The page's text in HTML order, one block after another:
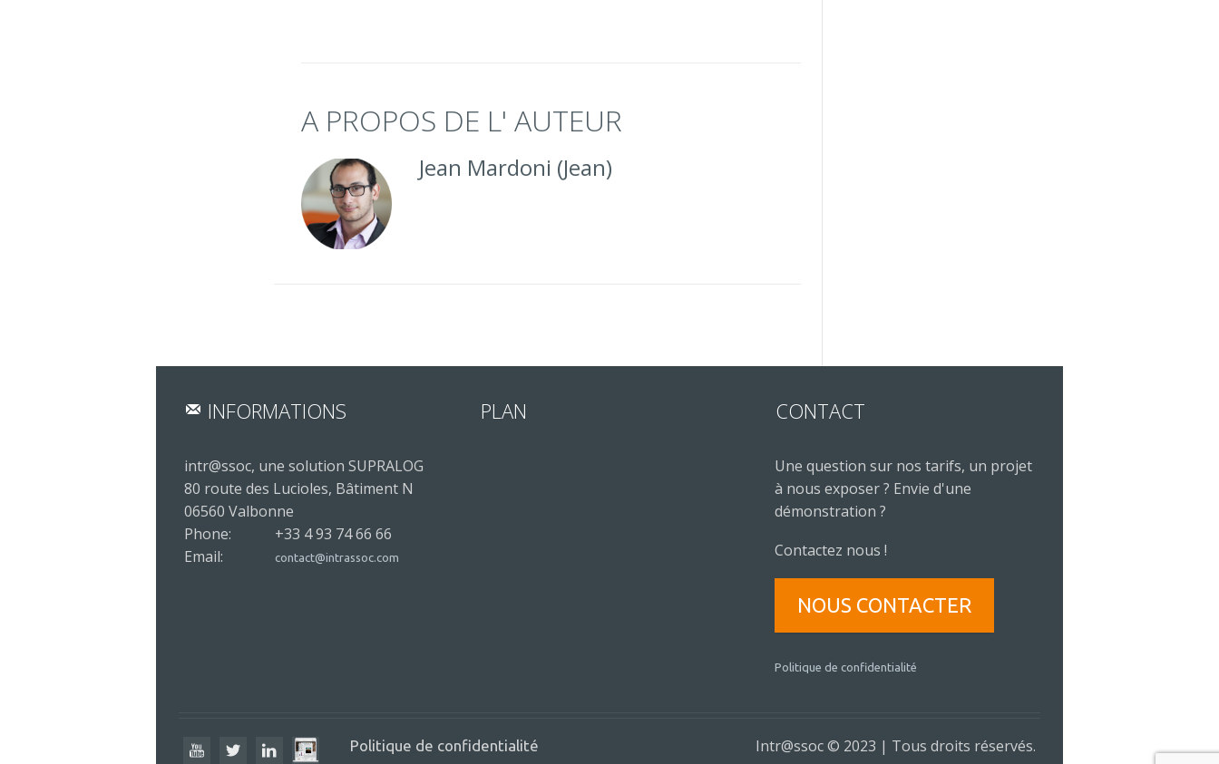
A PROPOS DE L' AUTEUR
Jean Mardoni (Jean)
INFORMATIONS
intr@ssoc, une solution SUPRALOG
80 route des Lucioles, Bâtiment N
06560 Valbonne
Phone:
+33 4 93 74 66 66
Email:
contact@intrassoc.com
PLAN CONTACT
Une question sur nos tarifs, un projet
à nous exposer ? Envie d'une
démonstration ?
Contactez nous !
NOUS CONTACTER
Politique de confidentialité
Politique de confidentialité Intr@ssoc © 2023 | Tous droits réservés.